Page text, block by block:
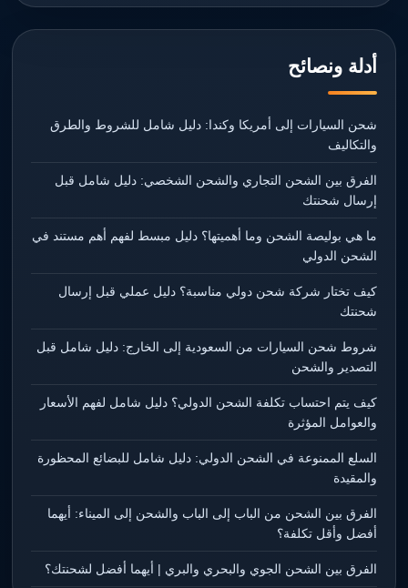
أدلة ونصائح
شحن السيارات إلى أمريكا وكندا: دليل شامل للشروط والطرق
والتكاليف
الفرق بين الشحن التجاري والشحن الشخصي: دليل شامل قبل
إرسال شحنتك
ما هي بوليصة الشحن وما أهميتها؟ دليل مبسط لفهم أهم مستند في
الشحن الدولي
كيف تختار شركة شحن دولي مناسبة؟ دليل عملي قبل إرسال
شحنتك
شروط شحن السيارات من السعودية إلى الخارج: دليل شامل قبل
التصدير والشحن
كيف يتم احتساب تكلفة الشحن الدولي؟ دليل شامل لفهم الأسعار
والعوامل المؤثرة
السلع الممنوعة في الشحن الدولي: دليل شامل للبضائع المحظورة
والمقيدة
الفرق بين الشحن من الباب إلى الباب والشحن إلى الميناء: أيهما
أفضل وأقل تكلفة؟
الفرق بين الشحن الجوي والبحري والبري | أيهما أفضل لشحنتك؟